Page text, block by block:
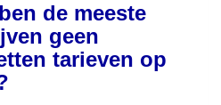
de meeste
geen
tarieven op